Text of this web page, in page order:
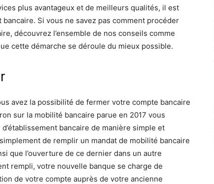
plus avantageux et de meilleurs qualités, il est
Si vous ne savez pas comment procéder
découvrez l’ensemble de nos conseils comme
cette démarche se déroule du mieux possible.
avez la possibilité de fermer votre compte bancaire
sur la mobilité bancaire parue en 2017 vous
bancaire de manière simple et
de remplir un mandat de mobilité bancaire
que l’ouverture de ce dernier dans un autre
rempli, votre nouvelle banque se charge de
de votre compte auprès de votre ancienne